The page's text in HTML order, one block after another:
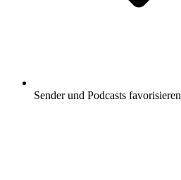
Sender und Podcasts favorisieren